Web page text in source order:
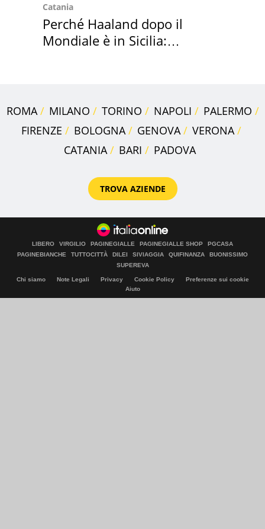
Catania
Perché Haaland dopo il
Mondiale è in Sicilia:
ROMA MILANO TORINO NAPOLI
PALERMO
FIRENZE
BOLOGNA GENOVA
VERONA
CATANIA
BARI PADOVA
TROVA AZIENDE
LIBERO VIRGILIO PAGINEGIALLE PAGINEGIALLE SHOP
PGCASA
PAGINEBIANCHE
TUTTOCITTÀ DILEI SIVIAGGIA QUIFINANZA
BUONISSIMO
SUPEREVA
Chi siamo Note Legali Privacy Cookie Policy
Preferenze sui cookie
Aiuto